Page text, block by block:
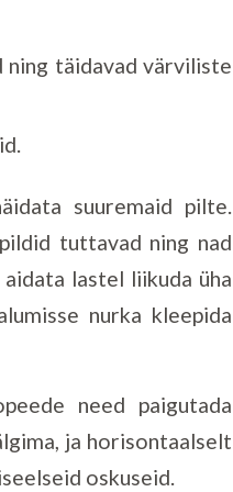
ning täidavad värviliste
suuremaid pilte.
tuttavad ning nad
lastel liikuda üha
nurka kleepida
need paigutada
ja horisontaalselt
oskuseid.